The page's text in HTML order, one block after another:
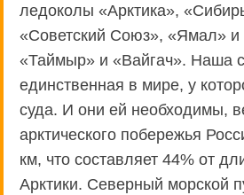
ледоколы «Арктика»,
«Советский Союз», «Ямал»
«Таймыр» и «Вайгач». Наша
единственная в мире, у
суда. И они ей необходимы,
арктического побережья
км, что составляет 44% от
Арктики. Северный морской